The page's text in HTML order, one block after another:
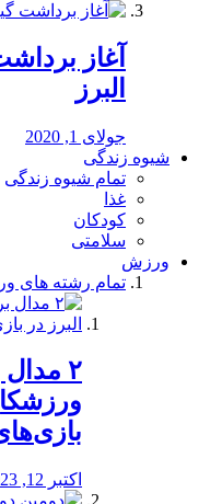
آغاز
البرز
جولای 1, 2020
شیوه زندگی
تمام شیوه زندگی
غذا
کودکان
سلامتی
ورزش
تمام رشته های
اکتبر 12, 2023